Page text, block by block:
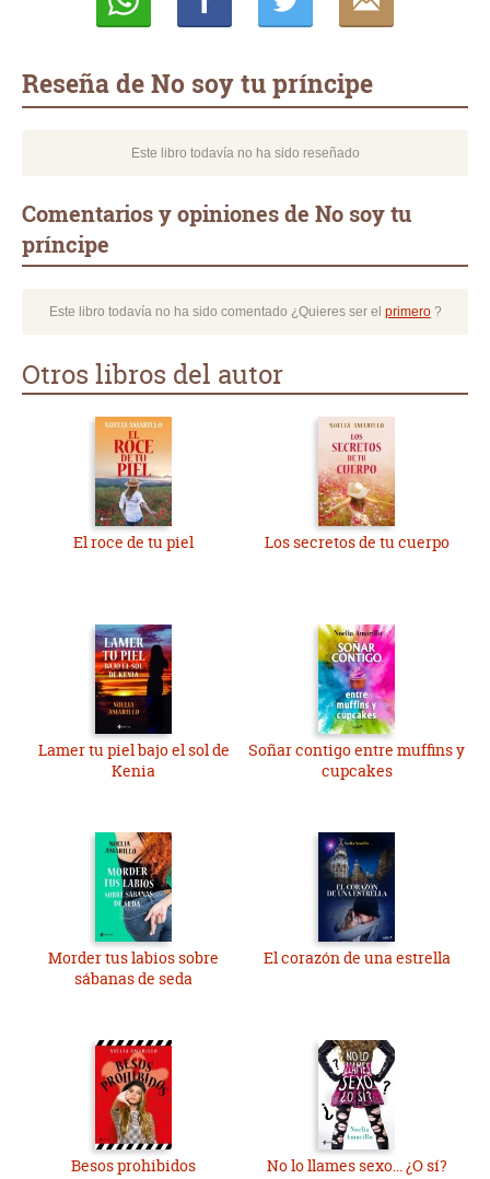
Reseña de No soy tu príncipe
Este libro todavía no ha sido reseñado
Comentarios y opiniones de No soy tu
príncipe
Este libro todavía no ha sido comentado ¿Quieres ser el primero?
Otros libros del autor
El roce de tu piel Los secretos de tu cuerpo
Lamer tu piel bajo el sol de
Kenia
Soñar contigo entre muffins y
cupcakes
Morder tus labios sobre
sábanas de seda
El corazón de una estrella
Besos prohibidos No lo llames sexo... ¿O sí?